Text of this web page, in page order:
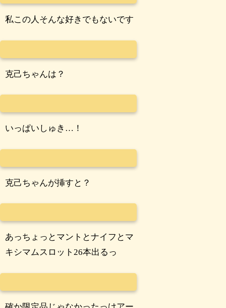
私この人そんな好きでもないです
克己ちゃんは？
いっぱいしゅき…！
克己ちゃんが挿すと？
あっちょっとマントとナイフとマ
キシマムスロット26本出るっ